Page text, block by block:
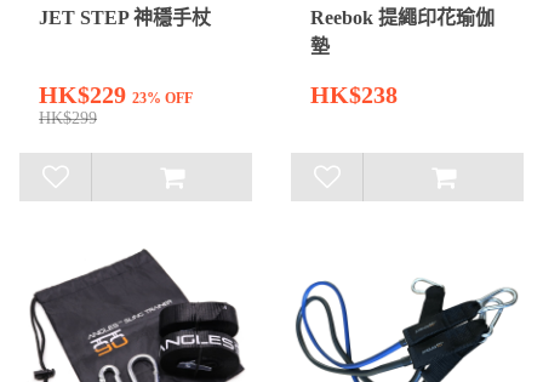
JET STEP 神穩手杖
HK$229 23% OFF
HK$299
Reebok 提繩印花瑜伽
墊
HK$238